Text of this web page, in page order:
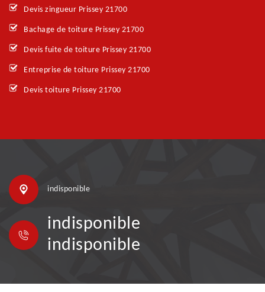
Devis zingueur Prissey 21700
Bachage de toiture Prissey 21700
Devis fuite de toiture Prissey 21700
Entreprise de toiture Prissey 21700
Devis toiture Prissey 21700
indisponible
indisponible
indisponible